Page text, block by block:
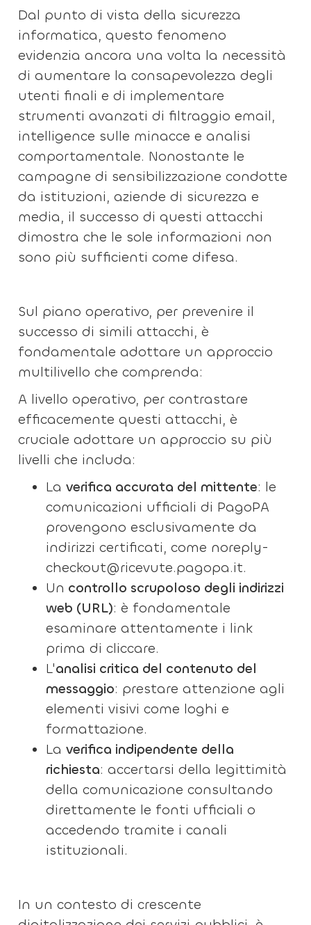
Dal punto di vista della sicurezza
informatica, questo fenomeno
evidenzia ancora una volta la necessità
di aumentare la consapevolezza degli
utenti finali e di implementare
strumenti avanzati di filtraggio email,
intelligence sulle minacce e analisi
comportamentale. Nonostante le
campagne di sensibilizzazione condotte
da istituzioni, aziende di sicurezza e
media, il successo di questi attacchi
dimostra che le sole informazioni non
sono più sufficienti come difesa.
Sul piano operativo, per prevenire il
successo di simili attacchi, è
fondamentale adottare un approccio
multilivello che comprenda:
A livello operativo, per contrastare
efficacemente questi attacchi, è
cruciale adottare un approccio su più
livelli che includa:
Laverifica accurata del mittente: le
comunicazioni ufficiali di PagoPA
provengono esclusivamente da
indirizzi certificati, come noreply-
checkout@ricevute.pagopa.it.
Un controllo scrupoloso degli indirizzi
web (URL): è fondamentale
esaminare attentamente i link
prima di cliccare.
L'analisi critica del contenuto del
messaggio: prestare attenzione agli
elementi visivi come loghi e
formattazione.
Laverifica indipendente della
richiesta: accertarsi della legittimità
della comunicazione consultando
direttamente le fonti ufficiali o
accedendo tramite i canali
istituzionali.
In un contesto di crescente